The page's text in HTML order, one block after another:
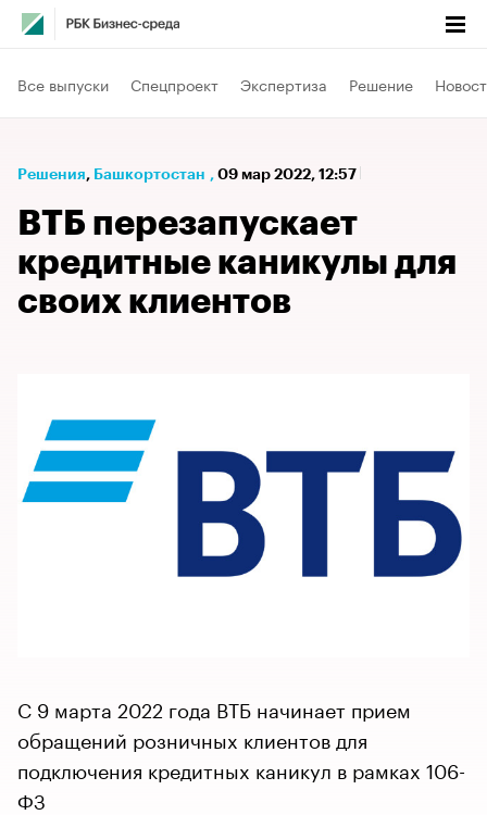
Все выпуски Спецпроект Экспертиза Решение
Решения⁠, Башкортостан , 09 мар 2022, 12:57
ВТБ перезапускает
кредитные каникулы для
своих клиентов
С 9 марта 2022 года ВТБ начинает прием
обращений розничных клиентов для
подключения кредитных каникул в рамках 106-
ФЗ